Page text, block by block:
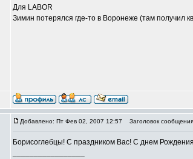
Для LABOR
Зимин потерялся где-то в Воронеже (там получил
Добавлено: Пт Фев 02, 2007 12:57 Заголовок
Борисоглебцы! С праздником Вас! С днем